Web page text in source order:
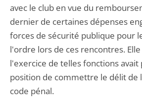
avec le club en vue du
dernier de certaines dépenses
forces de sécurité publique pour
l'ordre lors de ces rencontres.
l'exercice de telles fonctions avait
position de commettre le délit de
code pénal.